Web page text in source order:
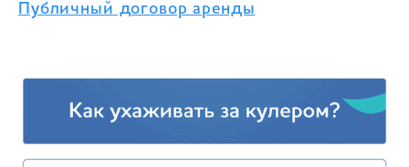
Публичный договор аренды